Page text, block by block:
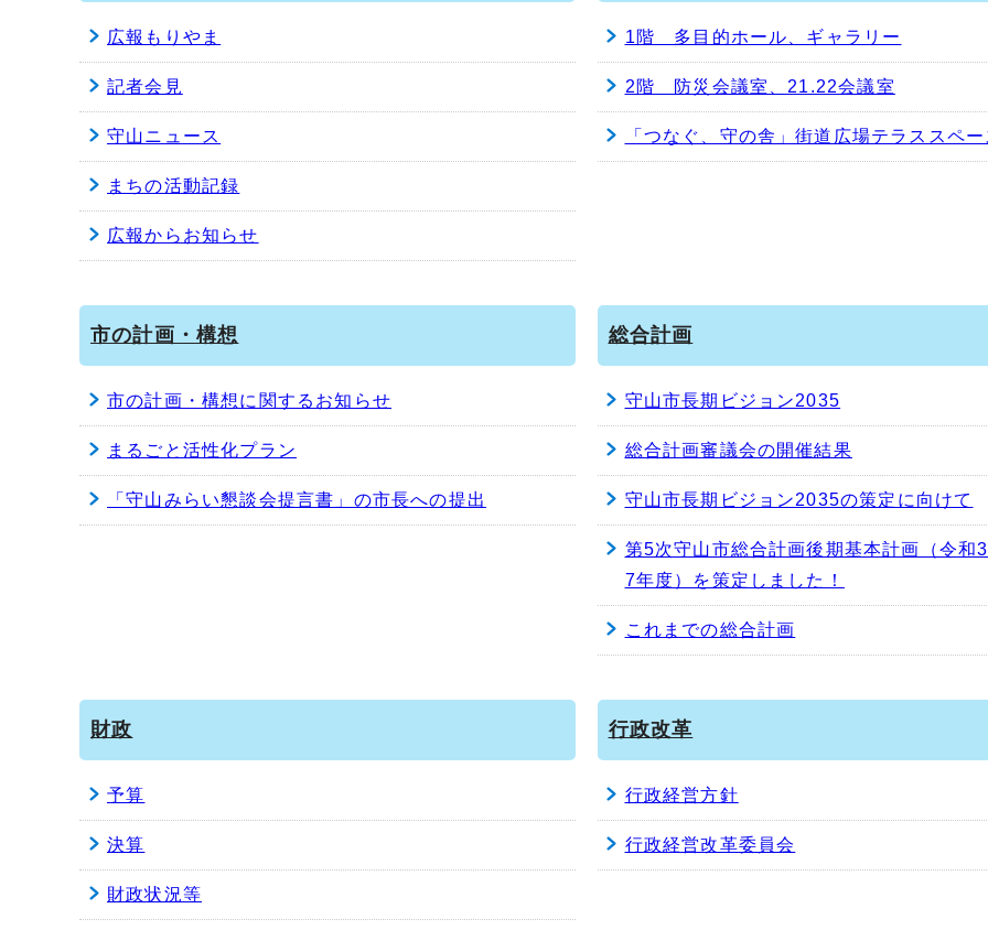
広報もりやま
記者会見
守山ニュース
まちの活動記録
広報からお知らせ
1階 多目的ホール、ギャラリー
2階 防災会議室、21.22会議室
「つなぐ、守の舎」街道広場テラススペ
市の計画・構想
市の計画・構想に関するお知らせ
まるごと活性化プラン
「守山みらい懇談会提言書」の市長への提出
総合計画
守山市長期ビジョン2035
総合計画審議会の開催結果
守山市長期ビジョン2035の策定に向けて
第5次守山市総合計画後期基本計画（令和
7年度）を策定しました！
これまでの総合計画
財政
予算
決算
財政状況等
行政改革
行政経営方針
行政経営改革委員会